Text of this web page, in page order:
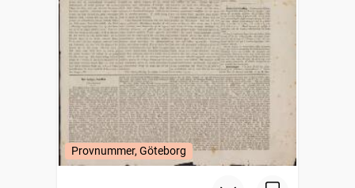
Provnummer, Göteborg